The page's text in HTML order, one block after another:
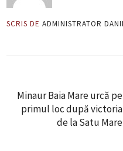
SCRIS DE ADMINISTRATOR
Minaur Baia Mare urcă pe
primul loc după victoria
de la Satu Mare